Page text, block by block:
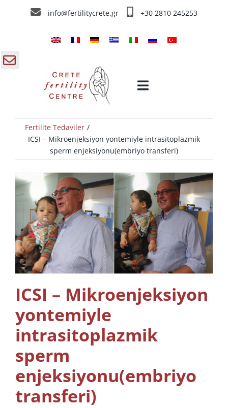
info@fertilitycrete.gr +30 2810 245253
Toggle
Home
Girit Fertilite Merkezi
Fertilite Tedaviler
Info
Bize Ulaşın
Fertilite Tedaviler
ICSI – Mikroenjeksiyon yontemiyle intrasitoplazmik
sperm enjeksiyonu(embriyo transferi)
ICSI – Mikroenjeksiyon
yontemiyle
intrasitoplazmik
sperm
enjeksiyonu(embriyo
transferi)